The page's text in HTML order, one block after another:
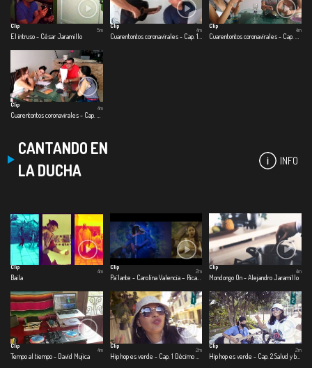
Clip
El intruso - César Jaramillo
5m
Clip
4m
Clip
4m
Clip
4m
CANTANDO EN
LA DUCHA
INFO
Clip
Baila
4m
Clip
Pa´lante - Carolina Valencia – Ricardo Ramírez – Beto Briceño
2m
Clip
Mondongo On - Alejandro Jaramillo
4m
Clip
Tempo al tiempo - David Mujica
4m
Clip
2m
Clip
2m